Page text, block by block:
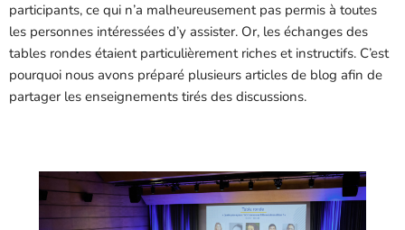
participants, ce qui n’a malheureusement pas permis à toutes
les personnes intéressées d’y assister. Or, les échanges des
tables rondes étaient particulièrement riches et instructifs. C’est
pourquoi nous avons préparé plusieurs articles de blog afin de
partager les enseignements tirés des discussions.